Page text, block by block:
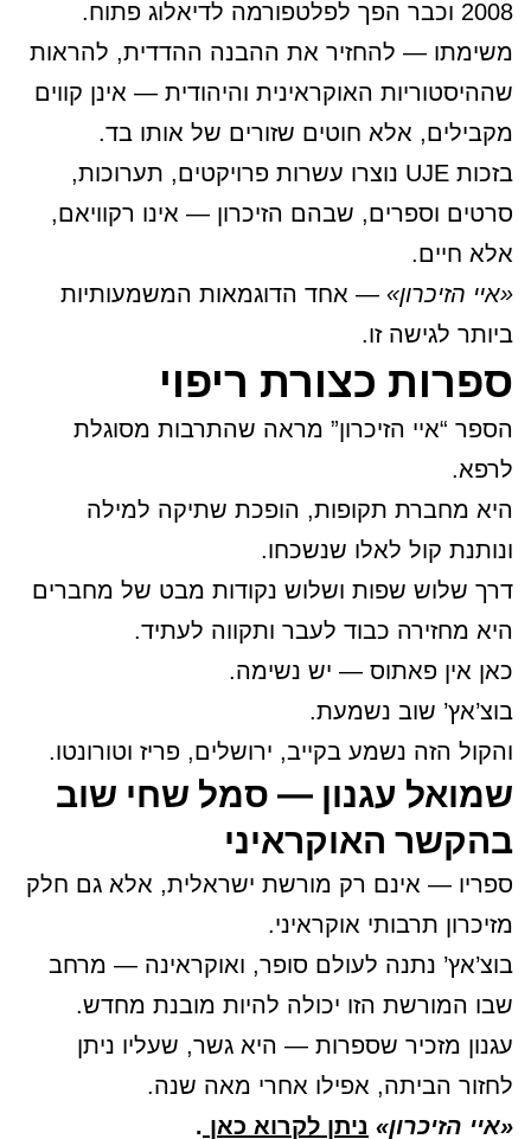
2008 וכבר הפך לפלטפורמה לדיאלוג פתוח.
משימתו — להחזיר את ההבנה ההדדית, להראות
שההיסטוריות האוקראינית והיהודית — אינן קווים
מקבילים, אלא חוטים שזורים של אותו בד.
בזכות UJE נוצרו עשרות פרויקטים, תערוכות,
סרטים וספרים, שבהם הזיכרון — אינו רקוויאם,
אלא חיים.
«איי הזיכרון» — אחד הדוגמאות המשמעותיות
ביותר לגישה זו.
ספרות כצורת ריפוי
הספר “איי הזיכרון” מראה שהתרבות מסוגלת
לרפא.
היא מחברת תקופות, הופכת שתיקה למילה
ונותנת קול לאלו שנשכחו.
דרך שלוש שפות ושלוש נקודות מבט של מחברים
היא מחזירה כבוד לעבר ותקווה לעתיד.
כאן אין פאתוס — יש נשימה.
בוצ’אץ’ שוב נשמעת.
והקול הזה נשמע בקייב, ירושלים, פריז וטורונטו.
שמואל עגנון — סמל שחי שוב
בהקשר האוקראיני
ספריו — אינם רק מורשת ישראלית, אלא גם חלק
מזיכרון תרבותי אוקראיני.
בוצ’אץ’ נתנה לעולם סופר, ואוקראינה — מרחב
שבו המורשת הזו יכולה להיות מובנת מחדש.
עגנון מזכיר שספרות — היא גשר, שעליו ניתן
לחזור הביתה, אפילו אחרי מאה שנה.
«איי הזיכרון» ניתן לקרוא כאן .